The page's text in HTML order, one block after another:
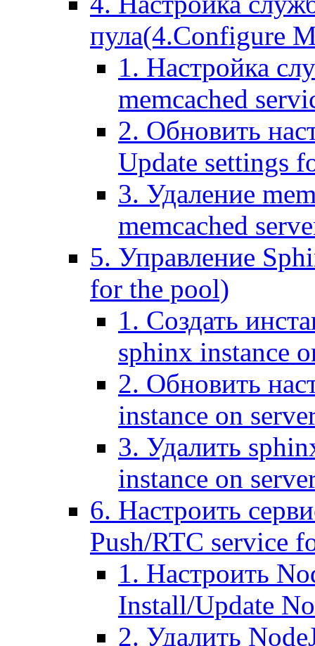
пула(4.Configure
1. Настройка
memcached
2. Обновить
Update settings
3. Удаление
memcached
5. Управление
for the pool)
1. Создать
sphinx instance
2. Обновить
instance on
3. Удалить
instance on
6. Настроить
Push/RTC service
1. Настроить
Install/Update
2. Удалить